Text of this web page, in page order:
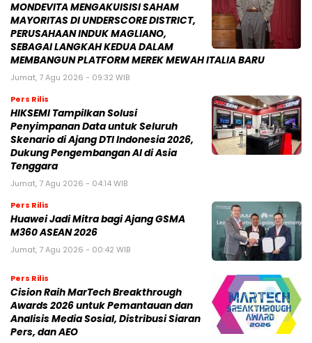
MONDEVITA MENGAKUISISI SAHAM
MAYORITAS DI UNDERSCORE DISTRICT,
PERUSAHAAN INDUK MAGLIANO,
SEBAGAI LANGKAH KEDUA DALAM
MEMBANGUN PLATFORM MEREK MEWAH ITALIA BARU
Jumat, 7 Agu 2026 - 09:32 WIB
Pers Rilis
HIKSEMI Tampilkan Solusi
Penyimpanan Data untuk Seluruh
Skenario di Ajang DTI Indonesia 2026,
Dukung Pengembangan AI di Asia
Tenggara
Jumat, 7 Agu 2026 - 04:14 WIB
Pers Rilis
Huawei Jadi Mitra bagi Ajang GSMA
M360 ASEAN 2026
Jumat, 7 Agu 2026 - 00:42 WIB
Pers Rilis
Cision Raih MarTech Breakthrough
Awards 2026 untuk Pemantauan dan
Analisis Media Sosial, Distribusi Siaran
Pers, dan AEO